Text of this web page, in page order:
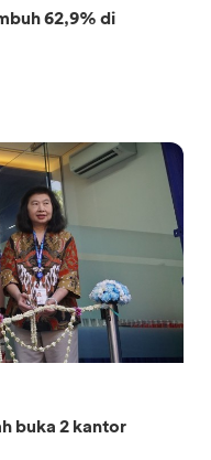
62,9% di
buka 2 kantor